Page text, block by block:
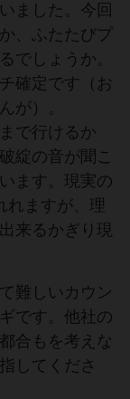
ました。今回
、ふたたびプ
でしょうか。
確定です（お
が）。
で行けるか
綻の音が聞こ
ます。現実の
れますが、理
来るかぎり現
難しいカウン
です。他社の
合もを考えな
してくださ